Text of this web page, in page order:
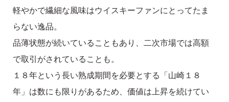
軽やかで繊細な風味はウイスキーファンにとってたま
らない逸品。
品薄状態が続いていることもあり、二次市場では高額
で取引がされていることも。
１８年という長い熟成期間を必要とする「山崎１８
年」は数にも限りがあるため、価値は上昇を続けてい